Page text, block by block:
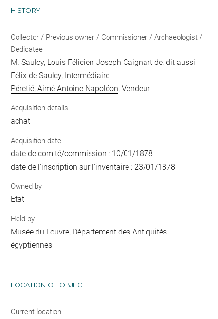
HISTORY
Collector / Previous owner / Commissioner / Archaeologist /
Dedicatee
M. Saulcy, Louis Félicien Joseph Caignart de, dit aussi
Félix de Saulcy, Intermédiaire
Péretié, Aimé Antoine Napoléon, Vendeur
Acquisition details
achat
Acquisition date
date de comité/commission : 10/01/1878
date de l'inscription sur l'inventaire : 23/01/1878
Owned by
Etat
Held by
Musée du Louvre, Département des Antiquités
égyptiennes
LOCATION OF OBJECT
Current location